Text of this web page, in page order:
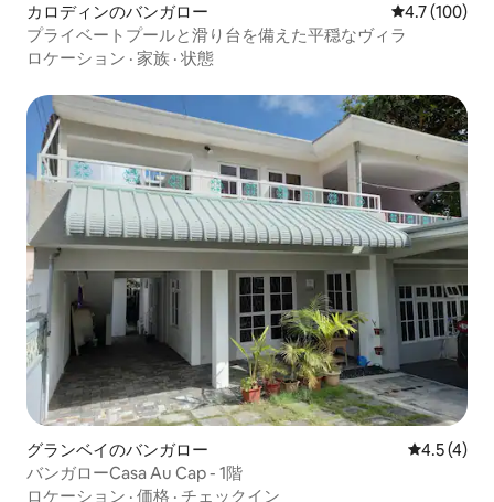
カロディンのバンガロー レビュー100
4.7 (100)
プライベートプールと滑り台を備えた平穏なヴィラ
ロケーション · 家族 · 状態
グランベイのバンガロー レビュー4
4.5 (4)
バンガローCasa Au Cap - 1階
ロケーション · 価格 · チェックイン